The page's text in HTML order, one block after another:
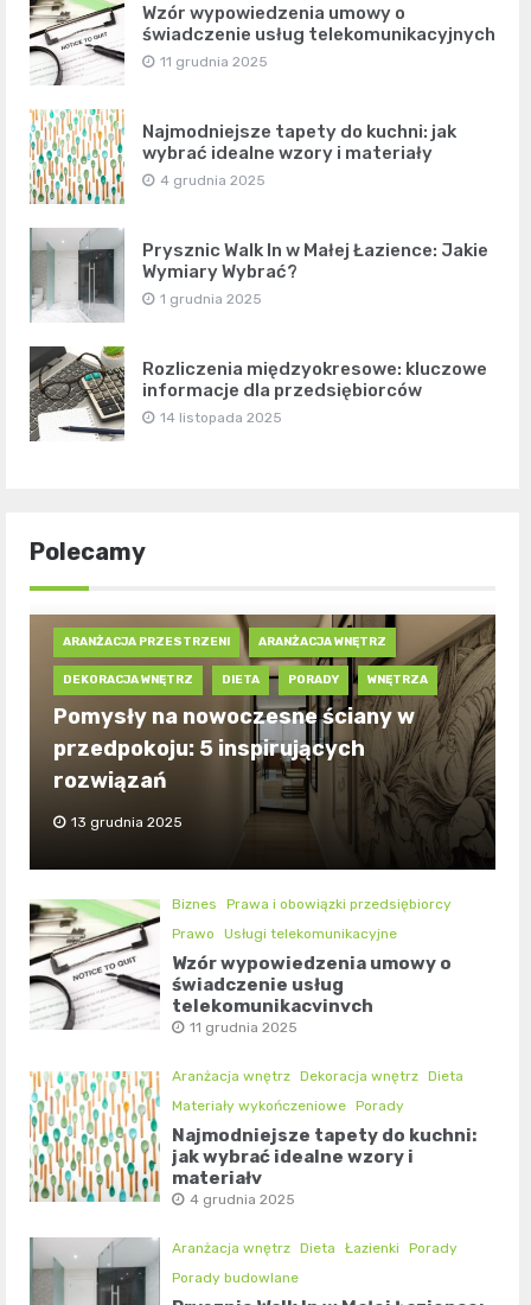
Wzór wypowiedzenia umowy o
świadczenie usług telekomunikacyjnych
11 grudnia 2025
Najmodniejsze tapety do kuchni: jak
wybrać idealne wzory i materiały
4 grudnia 2025
Prysznic Walk In w Małej Łazience: Jakie
Wymiary Wybrać?
1 grudnia 2025
Rozliczenia międzyokresowe: kluczowe
informacje dla przedsiębiorców
14 listopada 2025
Polecamy
ARANŻACJA PRZESTRZENI ARANŻACJA WNĘTRZ
DEKORACJA WNĘTRZ DIETA PORADY WNĘTRZA
Pomysły na nowoczesne ściany w
przedpokoju: 5 inspirujących
rozwiązań
13 grudnia 2025
Biznes
Prawa i obowiązki przedsiębiorcy
Prawo
Usługi telekomunikacyjne
Wzór wypowiedzenia umowy o
świadczenie usług
telekomunikacyjnych
11 grudnia 2025
Aranżacja wnętrz Dekoracja wnętrz Dieta
Materiały wykończeniowe Porady
Najmodniejsze tapety do kuchni:
jak wybrać idealne wzory i
materiały
4 grudnia 2025
Aranżacja wnętrz Dieta Łazienki
Porady
Porady budowlane